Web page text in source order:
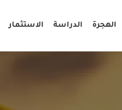
الهجرة الدراسة الاستثمار